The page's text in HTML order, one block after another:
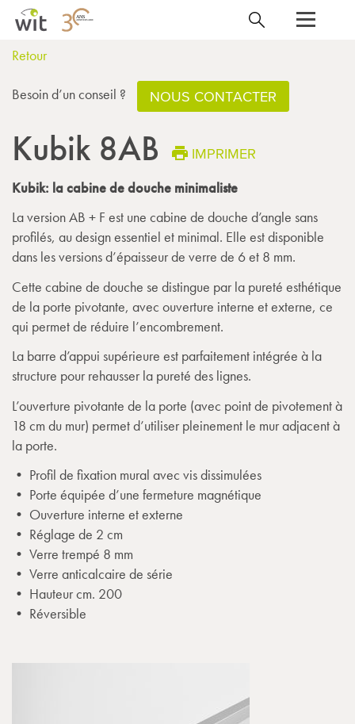
Retour
Besoin d’un conseil ? NOUS CONTACTER
Kubik 8AB IMPRIMER
Kubik: la cabine de douche minimaliste
La version AB + F est une cabine de douche d’angle sans
profilés, au design essentiel et minimal. Elle est disponible
dans les versions d’épaisseur de verre de 6 et 8 mm.
Cette cabine de douche se distingue par la pureté esthétique
de la porte pivotante, avec ouverture interne et externe, ce
qui permet de réduire l’encombrement.
La barre d’appui supérieure est parfaitement intégrée à la
structure pour rehausser la pureté des lignes.
L’ouverture pivotante de la porte (avec point de pivotement à
18 cm du mur) permet d’utiliser pleinement le mur adjacent à
la porte.
• Profil de fixation mural avec vis dissimulées
• Porte équipée d’une fermeture magnétique
• Ouverture interne et externe
• Réglage de 2 cm
• Verre trempé 8 mm
• Verre anticalcaire de série
• Hauteur cm. 200
• Réversible